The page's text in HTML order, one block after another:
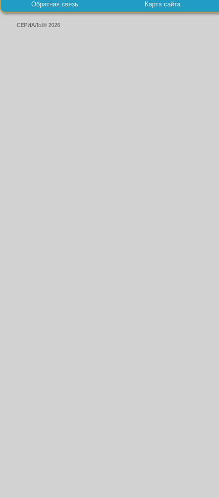
Обратная связь Карта сайта
СЕРИАЛЫ© 2026